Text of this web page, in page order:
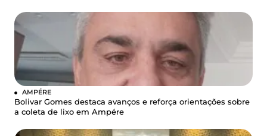
AMPÉRE
Bolivar Gomes destaca avanços e reforça orientações sobre
a coleta de lixo em Ampére